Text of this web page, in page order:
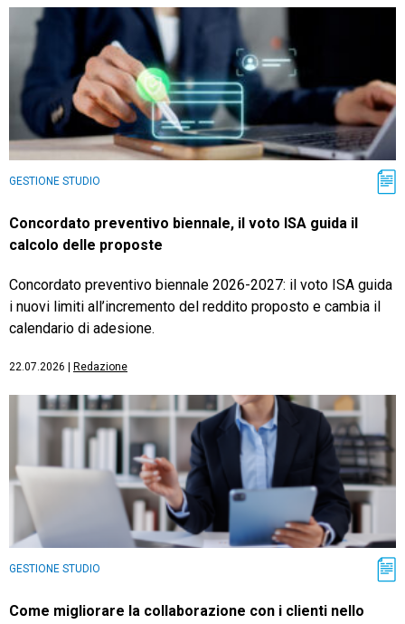
GESTIONE STUDIO
Concordato preventivo biennale, il voto ISA guida il
calcolo delle proposte
Concordato preventivo biennale 2026-2027: il voto ISA guida
i nuovi limiti all’incremento del reddito proposto e cambia il
calendario di adesione.
22.07.2026 | Redazione
GESTIONE STUDIO
Come migliorare la collaborazione con i clienti nello